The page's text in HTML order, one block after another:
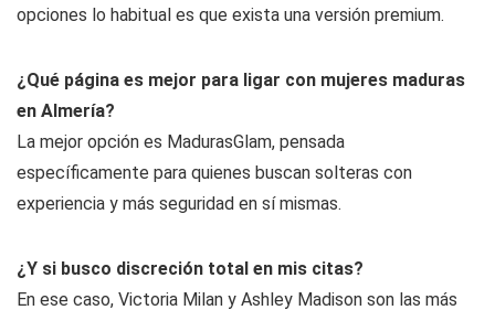
opciones lo habitual es que exista una versión premium.
¿Qué página es mejor para ligar con mujeres maduras
en Almería?
La mejor opción es MadurasGlam, pensada
específicamente para quienes buscan solteras con
experiencia y más seguridad en sí mismas.
¿Y si busco discreción total en mis citas?
En ese caso, Victoria Milan y Ashley Madison son las más